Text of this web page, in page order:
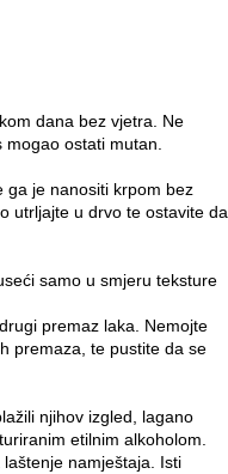
dana bez vjetra. Ne
ostati mutan.
je nanositi krpom bez
utrljajte u drvo te ostavite da
samo u smjeru teksture
premaz laka. Nemojte
premaza, te pustite da se
njihov izgled, lagano
etilnim alkoholom.
namještaja. Isti